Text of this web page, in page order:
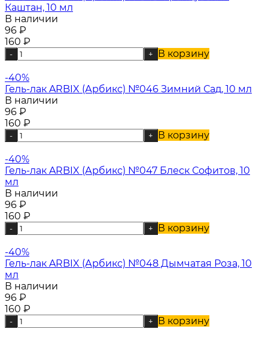
Каштан, 10 мл
В наличии
96 ₽
160 ₽
- + В корзину
-40%
Гель-лак ARBIX (Арбикс) №046 Зимний Сад, 10 мл
В наличии
96 ₽
160 ₽
- + В корзину
-40%
Гель-лак ARBIX (Арбикс) №047 Блеск Софитов, 10
мл
В наличии
96 ₽
160 ₽
- + В корзину
-40%
Гель-лак ARBIX (Арбикс) №048 Дымчатая Роза, 10
мл
В наличии
96 ₽
160 ₽
- + В корзину